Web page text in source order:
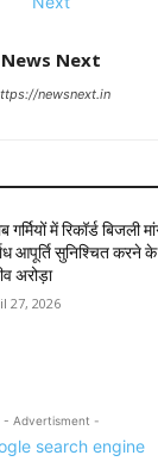
News Next
newsnext.in
गर्मियों में रिकॉर्ड बिजली
आपूर्ति सुनिश्चित करने
अरोड़ा
27, 2026
- Advertisment -